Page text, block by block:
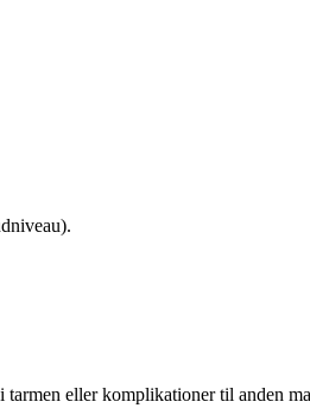
eller komplikationer til anden